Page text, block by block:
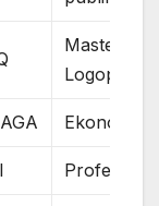
Master i
Logopedisë
Ekonomist
Profesor